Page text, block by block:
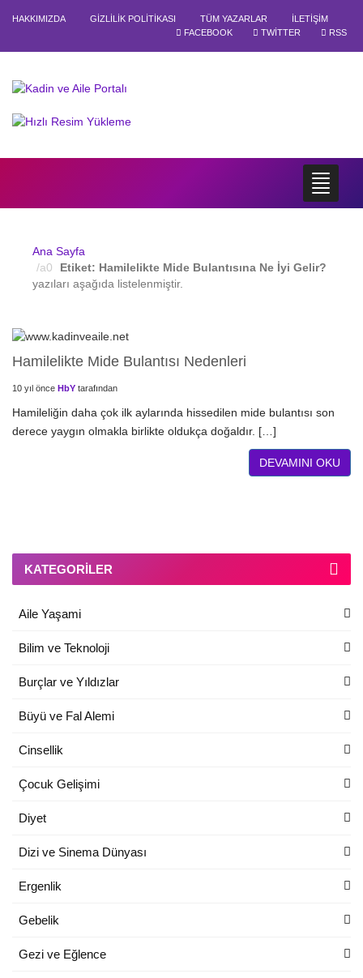
HAKKIMIZDA GIZLILIK POLITIKASI TÜM YAZARLAR
İLETIŞIM
FACEBOOK
TWITTER RSS
Ana Sayfa
Etiket: Hamilelikte Mide Bulantısına Ne İyi Gelir?
yazıları aşağıda listelenmiştir.
Hamilelikte Mide Bulantısı Nedenleri
10 yıl önce HbY tarafından
Hamileliğin daha çok ilk aylarında hissedilen mide bulantısı son
derece yaygın olmakla birlikte oldukça doğaldır. […]
DEVAMINI OKU
KATEGORILER
Aile Yaşami
Bilim ve Teknoloji
Burçlar ve Yıldızlar
Büyü ve Fal Alemi
Cinsellik
Çocuk Gelişimi
Diyet
Dizi ve Sinema Dünyası
Ergenlik
Gebelik
Gezi ve Eğlence